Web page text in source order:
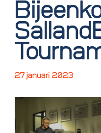
27 januari 2023